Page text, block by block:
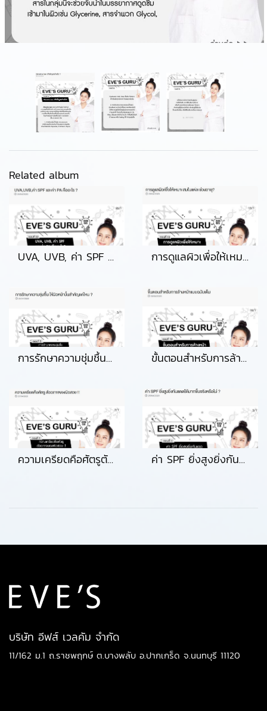
Related album
UVA, UVB, ค่า SPF และค่า PA คืออะไร การดูแลผิวเพื่อให้เหมาะสมในแต่ละช่วงอายุ
การรักษาความชุ่มชื้น ให้ผิวหน้านั้นสำคัญแค่ไหน ขั้นตอนสำหรับการล้างหน้าแบบบฉบับเต็ม
ความเครียดคือศัตรูตัวฉกาจของผิวสวย ค่า SPF ยิ่งสูงยิ่งกันแดดได้มากขึ้นจริงหรือไม่
บริษัท อีฟส์ เวลคัม จำกัด
11/162 ม.1 ถ.ราชพฤกษ์ ต.บางพลับ อ.ปากเกร็ด จ.นนทบุรี 11120